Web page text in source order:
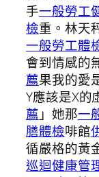
手一般勞工
檢重。林天
一般勞工體
會到情感的
薦果我的愛
Y應該是X的
薦 」她那一
膳體檢啡館
循嚴格的黃
巡迴健康管